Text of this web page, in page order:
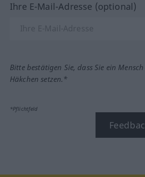
Ihre E-Mail-Adresse (optional)
Bitte bestätigen Sie, dass Sie ein
Häkchen setzen.*
*Pflichtfeld